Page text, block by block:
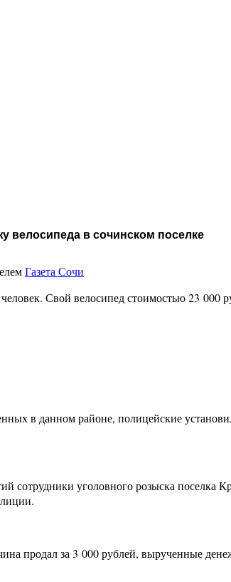
велосипеда в сочинском поселке
Газета Сочи
Свой велосипед стоимостью 23 000
в данном районе, полицейские
сотрудники уголовного розыска
продал за 3 000 рублей, вырученные